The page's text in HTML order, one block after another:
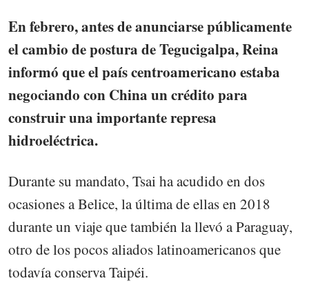
En febrero, antes de anunciarse públicamente
el cambio de postura de Tegucigalpa, Reina
informó que el país centroamericano estaba
negociando con China un crédito para
construir una importante represa
hidroeléctrica.
Durante su mandato, Tsai ha acudido en dos
ocasiones a Belice, la última de ellas en 2018
durante un viaje que también la llevó a Paraguay,
otro de los pocos aliados latinoamericanos que
todavía conserva Taipéi.